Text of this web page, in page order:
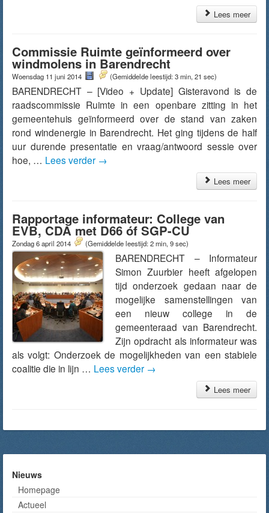
Lees meer
Commissie Ruimte geïnformeerd over
windmolens in Barendrecht
Woensdag 11 juni 2014 (Gemiddelde leestijd: 3 min, 21 sec)
BARENDRECHT – [Video + Update] Gisteravond is de
raadscommissie Ruimte in een openbare zitting in het
gemeentehuis geïnformeerd over de stand van zaken
rond windenergie in Barendrecht. Het ging tijdens de half
uur durende presentatie en vraag/antwoord sessie over
hoe, … Lees verder →
Lees meer
Rapportage informateur: College van
EVB, CDA met D66 óf SGP-CU
Zondag 6 april 2014 (Gemiddelde leestijd: 2 min, 9 sec)
BARENDRECHT – Informateur
Simon Zuurbier heeft afgelopen
tijd onderzoek gedaan naar de
mogelijke samenstellingen van
een nieuw college in de
gemeenteraad van Barendrecht.
Zijn opdracht als informateur was
als volgt: Onderzoek de mogelijkheden van een stabiele
coalitie die in lijn … Lees verder →
Lees meer
Nieuws
Homepage
Actueel